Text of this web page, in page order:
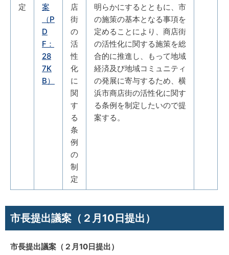
定
案
（P
D
F：
28
7K
B）
店
街
の
活
性
化
に
関
す
る
条
例
の
制
定
明らかにするとともに、市
の施策の基本となる事項を
定めることにより、商店街
の活性化に関する施策を総
合的に推進し、もって地域
経済及び地域コミュニティ
の発展に寄与するため、横
浜市商店街の活性化に関す
る条例を制定したいので提
案する。
市長提出議案（２月10日提出）
市長提出議案（２月10日提出）